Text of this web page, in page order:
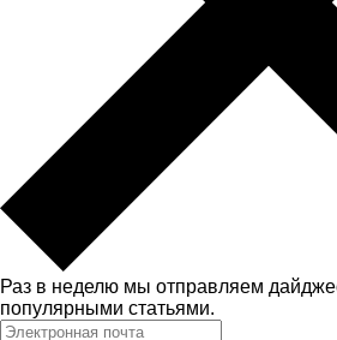
Раз в неделю мы отправляем
популярными статьями.